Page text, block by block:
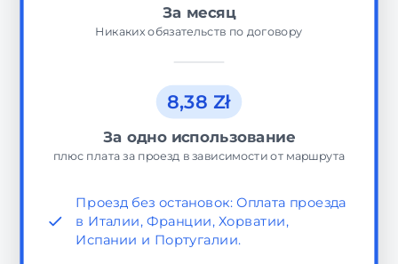
За месяц
Никаких обязательств по договору
8,38 Zł
За одно использование
плюс плата за проезд в зависимости от маршрута
Проезд без остановок: Оплата проезда
в Италии, Франции, Хорватии,
Испании и Португалии.